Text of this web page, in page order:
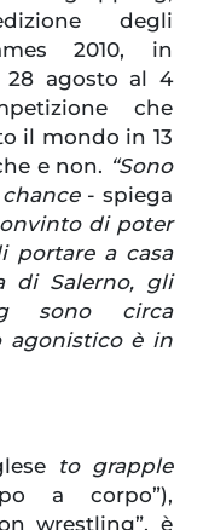
degli
2010, in
28 agosto al 4
che
il mondo in 13
e non. “Sono
- spiega
di poter
portare a casa
di Salerno, gli
sono circa
agonistico è in
to grapple
a corpo”),
wrestling”, è